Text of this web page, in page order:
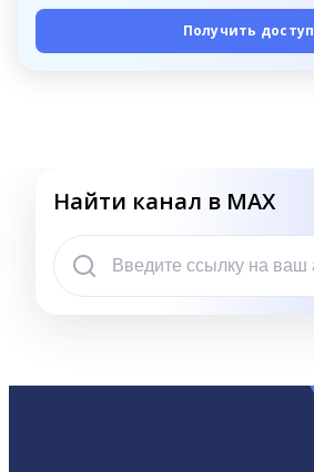
Получить доступ
Найти канал в MAX